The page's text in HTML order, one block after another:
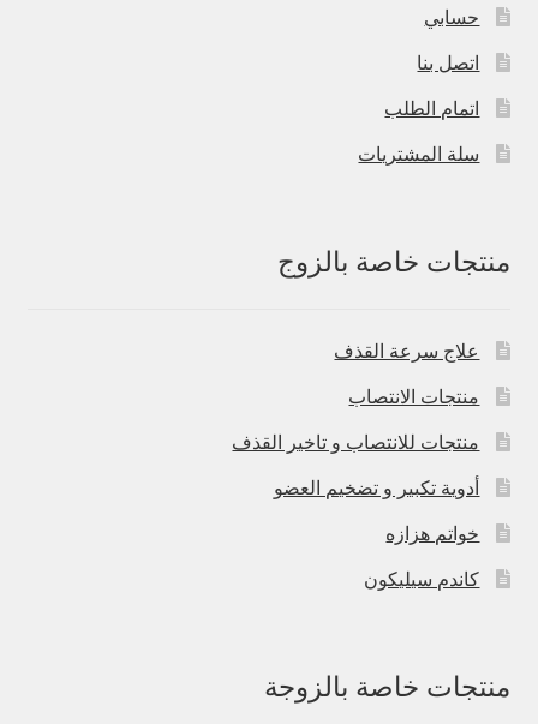
حسابي
اتصل بنا
اتمام الطلب
سلة المشتريات
منتجات خاصة بالزوج
علاج سرعة القذف
منتجات الانتصاب
منتجات للانتصاب و تاخير القذف
أدوية تكبير و تضخيم العضو
خواتم هزازه
كاندم سيليكون
منتجات خاصة بالزوجة